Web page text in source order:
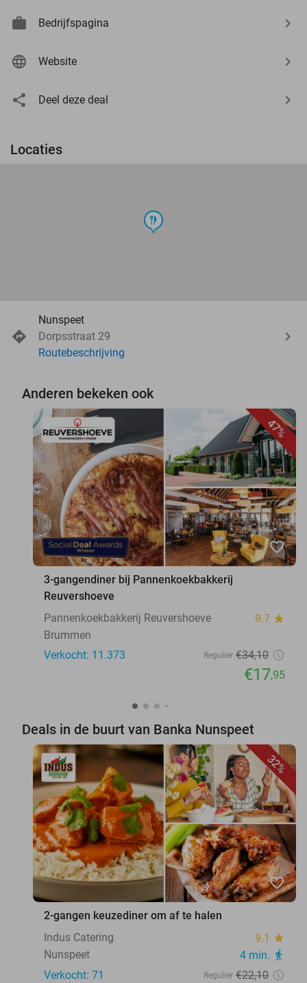
Bedrijfspagina
Website
Deel deze deal
Locaties
food
Nunspeet
Dorpsstraat 29
Routebeschrijving
Anderen bekeken ook
47%
favorite_border
3-gangendiner bij Pannenkoekbakkerij
Reuvershoeve
Pannenkoekbakkerij Reuvershoeve
9.7 star
Brummen
Verkocht: 11.373
Regulier €34,10
€17,95
Deals in de buurt van Banka Nunspeet
32%
favorite_border
2-gangen keuzediner om af te halen
Indus Catering
9.1 star
Nunspeet 4 min. directions_walk
Verkocht: 71 Regulier €22,10